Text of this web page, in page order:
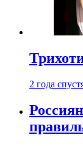
2 года